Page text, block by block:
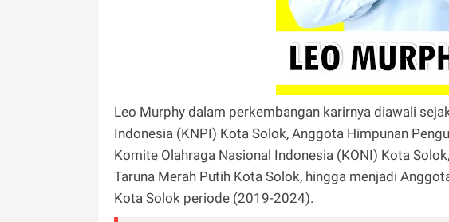
Leo Murphy dalam perkembangan karirnya diawali
Indonesia (KNPI) Kota Solok, Anggota Himpunan
Komite Olahraga Nasional Indonesia (KONI) Kota
Taruna Merah Putih Kota Solok, hingga menjadi
Kota Solok periode (2019-2024).